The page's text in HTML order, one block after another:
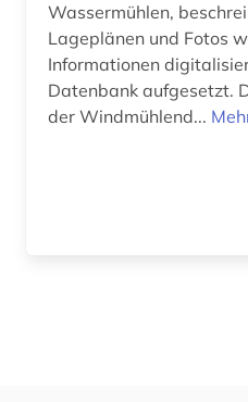
Wassermühlen,
Lageplänen und Fotos
Informationen
Datenbank aufgesetzt.
der Windmühlend...